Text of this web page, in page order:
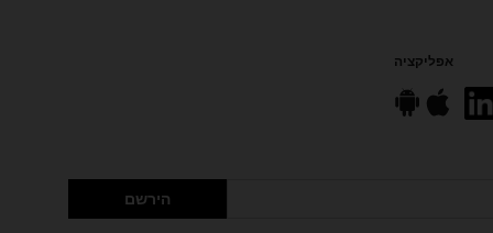
אפליקציה
הירשם